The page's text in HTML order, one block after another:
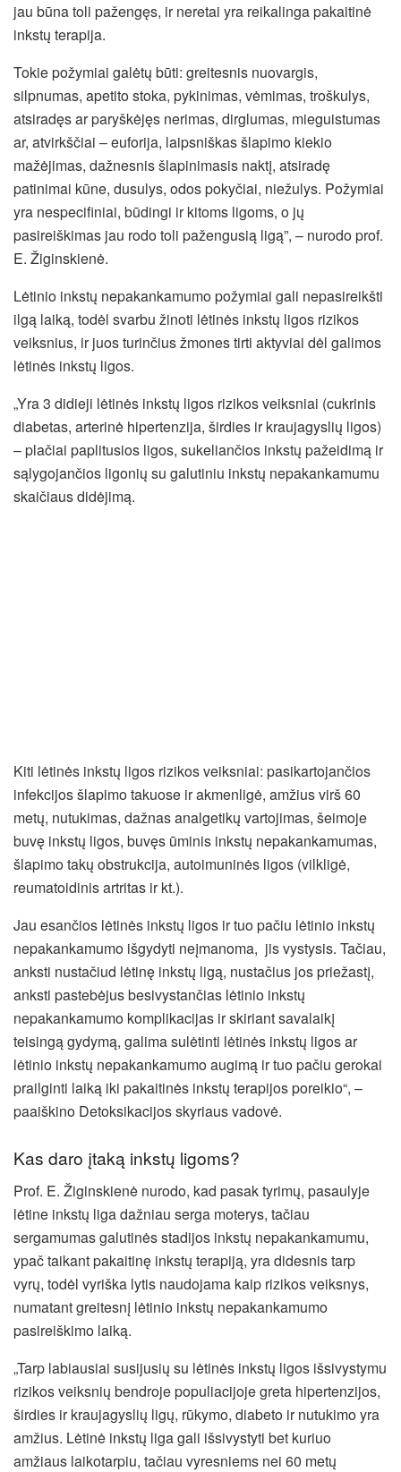
jau būna toli pažengęs, ir neretai yra reikalinga pakaitinė
inkstų terapija.
Tokie požymiai galėtų būti: greitesnis nuovargis,
silpnumas, apetito stoka, pykinimas, vėmimas, troškulys,
atsiradęs ar paryškėjęs nerimas, dirglumas, mieguistumas
ar, atvirkščiai – euforija, laipsniškas šlapimo kiekio
mažėjimas, dažnesnis šlapinimasis naktį, atsiradę
patinimai kūne, dusulys, odos pokyčiai, niežulys. Požymiai
yra nespecifiniai, būdingi ir kitoms ligoms, o jų
pasireiškimas jau rodo toli pažengusią ligą”, – nurodo prof.
E. Žiginskienė.
Lėtinio inkstų nepakankamumo požymiai gali nepasireikšti
ilgą laiką, todėl svarbu žinoti lėtinės inkstų ligos rizikos
veiksnius, ir juos turinčius žmones tirti aktyviai dėl galimos
lėtinės inkstų ligos.
„Yra 3 didieji lėtinės inkstų ligos rizikos veiksniai (cukrinis
diabetas, arterinė hipertenzija, širdies ir kraujagyslių ligos)
– plačiai paplitusios ligos, sukeliančios inkstų pažeidimą ir
sąlygojančios ligonių su galutiniu inkstų nepakankamumu
skaičiaus didėjimą.
Kiti lėtinės inkstų ligos rizikos veiksniai: pasikartojančios
infekcijos šlapimo takuose ir akmenligė, amžius virš 60
metų, nutukimas, dažnas analgetikų vartojimas, šeimoje
buvę inkstų ligos, buvęs ūminis inkstų nepakankamumas,
šlapimo takų obstrukcija, autoimuninės ligos (vilkligė,
reumatoidinis artritas ir kt.).
Jau esančios lėtinės inkstų ligos ir tuo pačiu lėtinio inkstų
nepakankamumo išgydyti neįmanoma, jis vystysis. Tačiau,
anksti nustačiud lėtinę inkstų ligą, nustačius jos priežastį,
anksti pastebėjus besivystančias lėtinio inkstų
nepakankamumo komplikacijas ir skiriant savalaikį
teisingą gydymą, galima sulėtinti lėtinės inkstų ligos ar
lėtinio inkstų nepakankamumo augimą ir tuo pačiu gerokai
prailginti laiką iki pakaitinės inkstų terapijos poreikio“, –
paaiškino Detoksikacijos skyriaus vadovė.
Kas daro įtaką inkstų ligoms?
Prof. E. Žiginskienė nurodo, kad pasak tyrimų, pasaulyje
lėtine inkstų liga dažniau serga moterys, tačiau
sergamumas galutinės stadijos inkstų nepakankamumu,
ypač taikant pakaitinę inkstų terapiją, yra didesnis tarp
vyrų, todėl vyriška lytis naudojama kaip rizikos veiksnys,
numatant greitesnį lėtinio inkstų nepakankamumo
pasireiškimo laiką.
„Tarp labiausiai susijusių su lėtinės inkstų ligos išsivystymu
rizikos veiksnių bendroje populiacijoje greta hipertenzijos,
širdies ir kraujagyslių ligų, rūkymo, diabeto ir nutukimo yra
amžius. Lėtinė inkstų liga gali išsivystyti bet kuriuo
amžiaus laikotarpiu, tačiau vyresniems nei 60 metų